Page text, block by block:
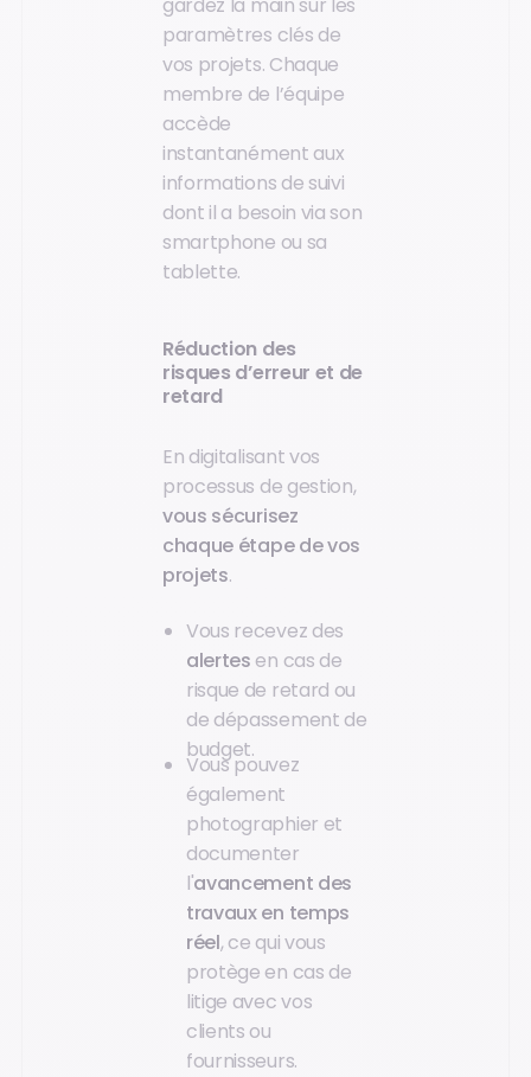
paramètres clés de
vos projets. Chaque
membre de l’équipe
accède
instantanément aux
informations de suivi
dont il a besoin via son
smartphone ou sa
tablette.
Réduction des
risques d’erreur et de
retard
En digitalisant vos
processus de gestion,
vous sécurisez
chaque étape de vos
projets.
Vous recevez des
alertes en cas de
risque de retard ou
de dépassement de
budget.
Vous pouvez
également
photographier et
documenter
l'avancement des
travaux en temps
réel, ce qui vous
protège en cas de
litige avec vos
clients ou
fournisseurs.